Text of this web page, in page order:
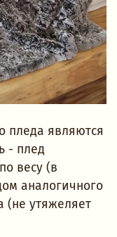
пледа являются
- плед
весу (в
аналогичного
(не утяжеляет